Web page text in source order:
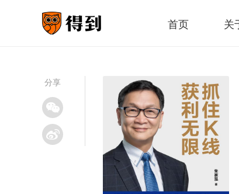
首页 关
分享